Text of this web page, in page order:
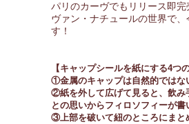
パリのカーヴでもリリース即完
ヴァン・ナチュールの世界で
す！
【キャップシールを紙にする4つの
①金属のキャップは自然的ではな
②紙を外して広げて見ると、飲み
との思いからフィロソフィーが書
③上部を破いて紐のところにまと